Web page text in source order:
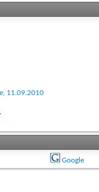
11.09.2010
Google